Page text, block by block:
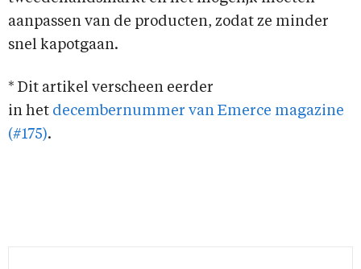
aanpassen van de producten, zodat ze minder
snel kapotgaan.
* Dit artikel verscheen eerder
in het decembernummer van Emerce magazine
(#175).